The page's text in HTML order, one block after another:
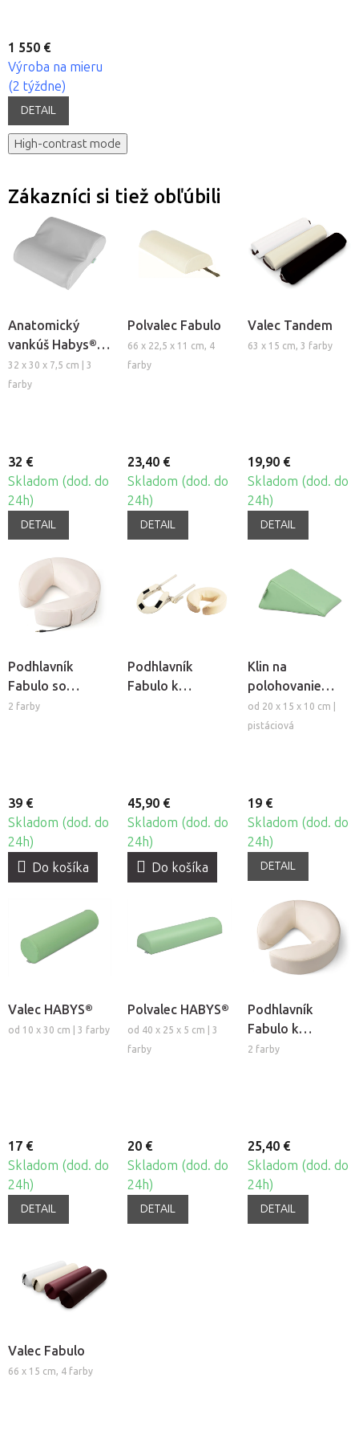
1 550 €
Výroba na mieru
(2 týždne)
DETAIL
High-contrast mode
Zákazníci si tiež obľúbili
Anatomický
vankúš Habys®
Satin Comfort
32 x 30 x 7,5 cm | 3
farby
32 €
Skladom (dod. do
24h)
DETAIL
Polvalec Fabulo
66 x 22,5 x 11 cm, 4
farby
23,40 €
Skladom (dod. do
24h)
DETAIL
Valec Tandem
63 x 15 cm, 3 farby
19,90 €
Skladom (dod. do
24h)
DETAIL
Podhlavník
Fabulo so
zabudovaným
2 farby
39 €
Skladom (dod. do
24h)
Do košíka
Podhlavník
Fabulo k
45,90 €
Skladom (dod. do
24h)
Do košíka
Klin na
polohovanie
Habys
od 20 x 15 x 10 cm |
pistáciová
19 €
Skladom (dod. do
24h)
DETAIL
Valec HABYS®
od 10 x 30 cm | 3 farby
17 €
Skladom (dod. do
24h)
DETAIL
Polvalec HABYS®
od 40 x 25 x 5 cm | 3
farby
20 €
Skladom (dod. do
24h)
DETAIL
Podhlavník
Fabulo k
masážnemu
2 farby
25,40 €
Skladom (dod. do
24h)
DETAIL
Valec Fabulo
66 x 15 cm, 4 farby